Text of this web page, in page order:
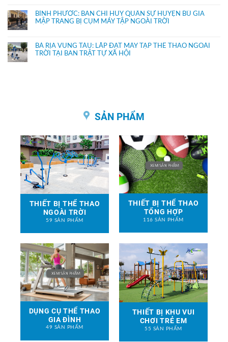
BÌNH PHƯỚC: BAN CHỈ HUY QUÂN SỰ HUYỆN BÙ GIA
MẬP TRANG BỊ CỤM MÁY TẬP NGOÀI TRỜI
BÀ RỊA VŨNG TÀU: LẮP ĐẶT MÁY TẬP THỂ THAO NGOÀI
TRỜI TẠI BAN TRẬT TỰ XÃ HỘI
SẢN PHẨM
THIẾT BỊ THỂ THAO
NGOÀI TRỜI
59 SẢN PHẨM
THIẾT BỊ THỂ THAO
TỔNG HỢP
116 SẢN PHẨM
DỤNG CỤ THỂ THAO
GIA ĐÌNH
49 SẢN PHẨM
THIẾT BỊ KHU VUI
CHƠI TRẺ EM
55 SẢN PHẨM